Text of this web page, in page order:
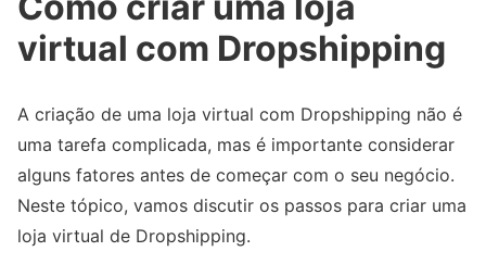
virtual com Dropshipping
A criação de uma loja virtual com Dropshipping não é
uma tarefa complicada, mas é importante considerar
alguns fatores antes de começar com o seu negócio.
Neste tópico, vamos discutir os passos para criar uma
loja virtual de Dropshipping.